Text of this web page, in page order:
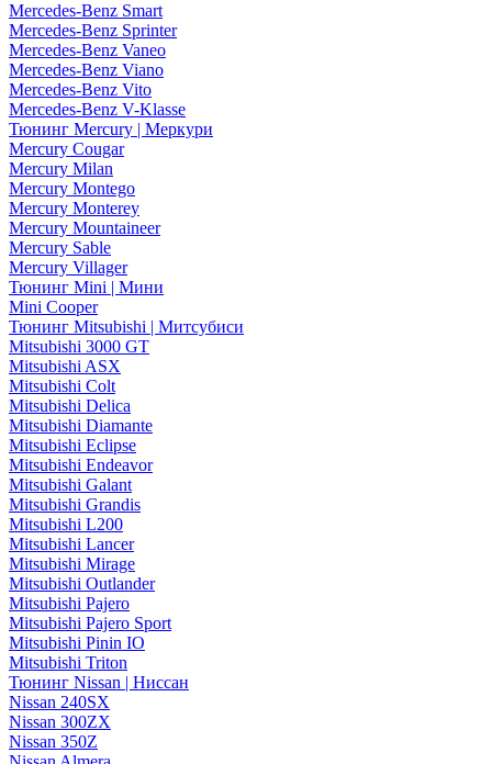
Mercedes-Benz Smart
Mercedes-Benz Sprinter
Mercedes-Benz Vaneo
Mercedes-Benz Viano
Mercedes-Benz Vito
Mercedes-Benz V-Klasse
Тюнинг Mercury | Меркури
Mercury Cougar
Mercury Milan
Mercury Montego
Mercury Monterey
Mercury Mountaineer
Mercury Sable
Mercury Villager
Тюнинг Mini | Мини
Mini Cooper
Тюнинг Mitsubishi | Митсубиси
Mitsubishi 3000 GT
Mitsubishi ASX
Mitsubishi Colt
Mitsubishi Delica
Mitsubishi Diamante
Mitsubishi Eclipse
Mitsubishi Endeavor
Mitsubishi Galant
Mitsubishi Grandis
Mitsubishi L200
Mitsubishi Lancer
Mitsubishi Mirage
Mitsubishi Outlander
Mitsubishi Pajero
Mitsubishi Pajero Sport
Mitsubishi Pinin IO
Mitsubishi Triton
Тюнинг Nissan | Ниссан
Nissan 240SX
Nissan 300ZX
Nissan 350Z